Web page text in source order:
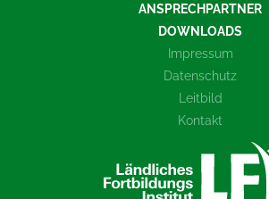
ANSPRECHPARTNER
DOWNLOADS
Impressum
Datenschutz
Leitbild
Kontakt